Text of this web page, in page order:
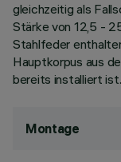
gleichzeitig als
Stärke von 12,5 -
Stahlfeder
Hauptkorpus aus
bereits installiert
Montage